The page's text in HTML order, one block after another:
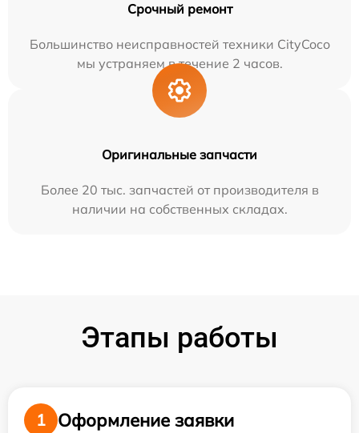
Срочный ремонт
Большинство неисправностей техники CityCoco
мы устраняем в течение 2 часов.
Оригинальные запчасти
Более 20 тыс. запчастей от производителя в
наличии на собственных складах.
Этапы работы
1
Оформление заявки